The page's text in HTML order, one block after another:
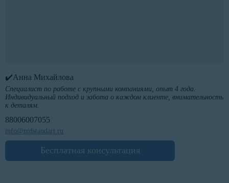
✔️Анна Михайлова
Специалист по работе с крупными компаниями, опыт 4 года.
Индивидуальный подход и забота о каждом клиенте, внимательность
к деталям.
88006007055
info@ntdstandart.ru
Бесплатная консультация